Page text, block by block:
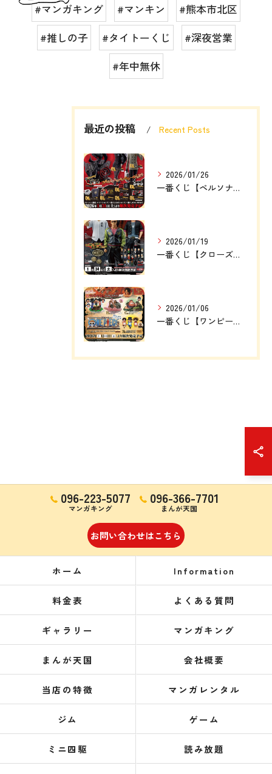
#マンガキング #マンキン
#熊本市北区
#推しの子
#タイトーくじ
#深夜営業
#年中無休
最近の投稿 Recent Posts
2026/01/26
一番くじ【ペルソナ５ザ・ロイヤル】
2026/01/19
一番くじ【クローズ＆WORST ～さすらいの鴉たち～】
2026/01/06
一番くじ【ワンピース ドラマティックメモリーズ】
096-223-5077
マンガキング
096-366-7701
まんが天国
お問い合わせはこちら
ホーム Information
料金表 よくある質問
ギャラリー マンガキング
まんが天国 会社概要
当店の特徴 マンガレンタル
ジム ゲーム
ミニ四駆 読み放題